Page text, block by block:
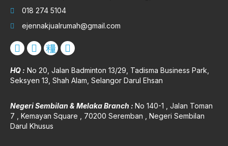
018 274 5104
ejennakjualrumah@gmail.com
HQ : No 20, Jalan Badminton 13/29, Tadisma Business Park,
Seksyen 13, Shah Alam, Selangor Darul Ehsan
Negeri Sembilan & Melaka Branch : No 140-1 , Jalan Toman
7 , Kemayan Square , 70200 Seremban , Negeri Sembilan
Darul Khusus